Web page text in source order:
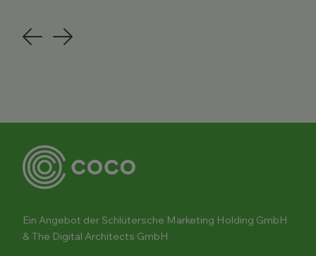
Previous
Next
Ein Angebot der Schlütersche Marketing Holding GmbH
& The Digital Architects GmbH